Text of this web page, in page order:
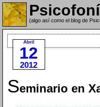
(algo así como el blog de
Abril
12
2012
Seminario en